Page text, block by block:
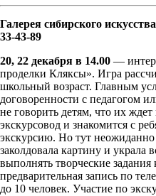
Галерея сибирского
33-43-89
20, 22 декабря в 14.00 —
проделки Кляксы». Игра
школьный возраст. Главным
договоренности с педагогом
не говорить детям, что их
экскурсовод и знакомится с
экскурсию. Но тут неожиданно
заколдовала картину и украла
выполнять творческие
предварительная запись по
до 10 человек. Участие по